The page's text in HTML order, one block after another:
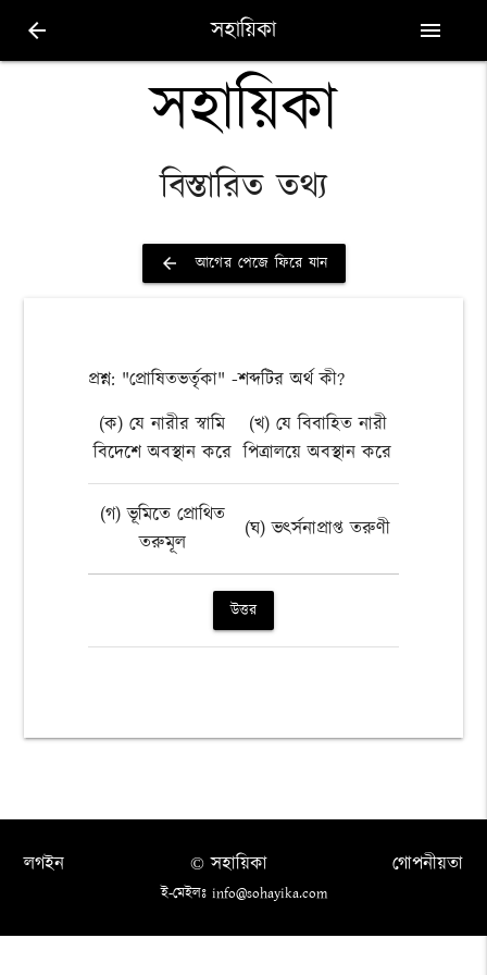
arrow_back সহায়িকা menu
সহায়িকা
বিস্তারিত তথ্য
arrow_back আগের পেজে ফিরে যান
প্রশ্ন: "প্রোষিতভর্তৃকা" -শব্দটির অর্থ কী?
(ক) যে নারীর স্বামি
বিদেশে অবস্থান করে
(খ) যে বিবাহিত নারী
পিত্রালয়ে অবস্থান করে
(গ) ভূমিতে প্রোথিত
তরুমূল
(ঘ) ভৎর্সনাপ্রাপ্ত তরুণী
উত্তর
লগইন গোপনীয়তা
© সহায়িকা
ই-মেইলঃ info@sohayika.com